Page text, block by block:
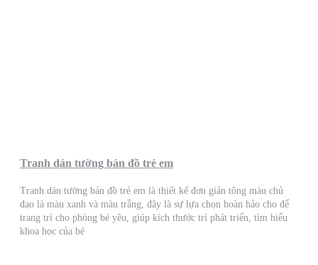
Tranh dán tường bản đồ trẻ em
Tranh dán tường bản đồ trẻ em là thiết kế đơn giản tông màu chủ
đạo là màu xanh và màu trắng, đây là sự lựa chọn hoàn hảo cho để
trang trí cho phòng bé yêu, giúp kích thước trí phát triển, tìm hiểu
khoa học của bé